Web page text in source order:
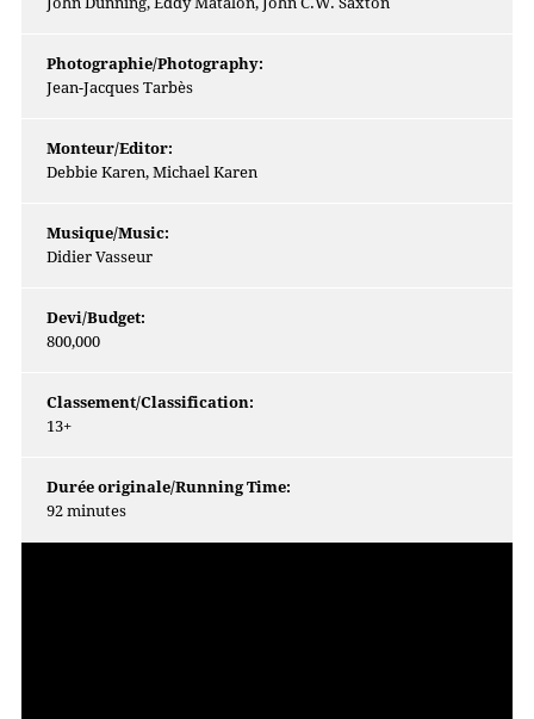
Photographie/Photography:
Jean-Jacques Tarbès
Monteur/Editor:
Debbie Karen, Michael Karen
Musique/Music:
Didier Vasseur
Devi/Budget:
800,000
Classement/Classification:
13+
Durée originale/Running Time:
92 minutes